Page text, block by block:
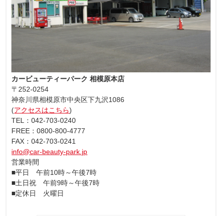
カービューティーパーク 相模原本店
〒252-0254
神奈川県相模原市中央区下九沢1086
(アクセスはこちら)
TEL：042-703-0240
FREE：0800-800-4777
FAX：042-703-0241
info@car-beauty-park.jp
営業時間
■平日 午前10時～午後7時
■土日祝 午前9時～午後7時
■定休日 火曜日